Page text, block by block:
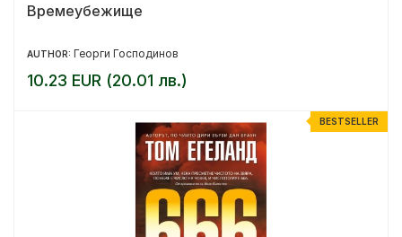
Времеубежище
AUTHOR: Георги Господинов
10.23 EUR (20.01 лв.)
BESTSELLER